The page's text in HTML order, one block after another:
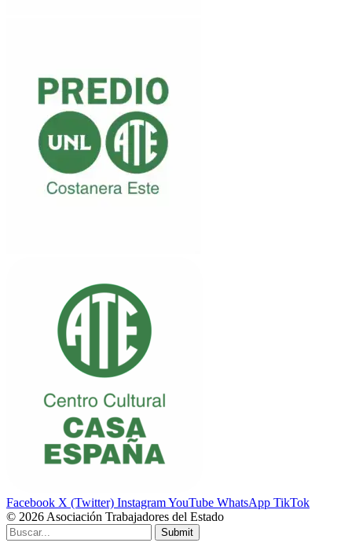
Facebook X (Twitter) InstagramYouTube WhatsApp TikTok
© 2026 Asociación Trabajadores del Estado
Submit